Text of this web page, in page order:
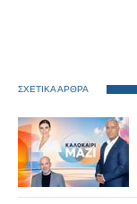
ΣΧΕΤΙΚΑ ΑΡΘΡΑ